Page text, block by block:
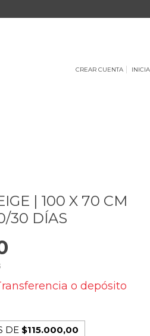
CREAR CUENTA
| 100 X 70 CM
30 DÍAS
o depósito
DE $115.000,00